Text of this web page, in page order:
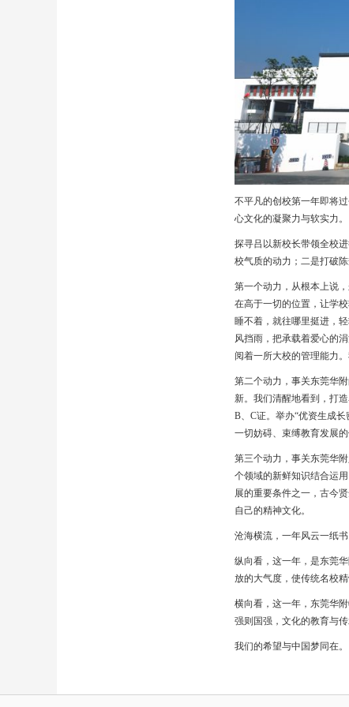
不平凡的创校第一年即将
心文化的凝聚力与软实力。
探寻吕以新校长带领全校
校气质的动力；二是打破
第一个动力，从根本上说
在高于一切的位置，让学
睡不着，就往哪里挺进，
风挡雨，把承载着爱心的
阅着一所大校的管理能力
第二个动力，事关东莞华
新。我们清醒地看到，打
B、C证。举办“优资生成
一切妨碍、束缚教育发展
第三个动力，事关东莞华
个领域的新鲜知识结合运
展的重要条件之一，古今
自己的精神文化。
沧海横流，一年风云一纸书
纵向看，这一年，是东莞
放的大气度，使传统名校精
横向看，这一年，东莞华
强则国强，文化的教育与
我们的希望与中国梦同在。